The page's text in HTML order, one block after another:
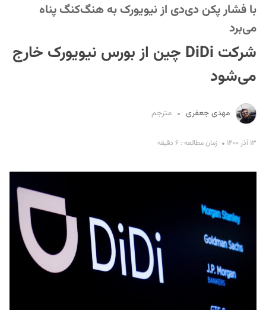
با فشار پکن دی‌دی از نیویورک به هنگ‌کنگ پناه
می‌برد
شرکت DiDi چین از بورس نیویورک خارج
می‌شود
مهدی جعفری مترجم
۱۳ آذر ۱۴۰۰ زمان مطالعه : ۶ دقیقه